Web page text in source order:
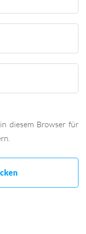
diesem Browser für